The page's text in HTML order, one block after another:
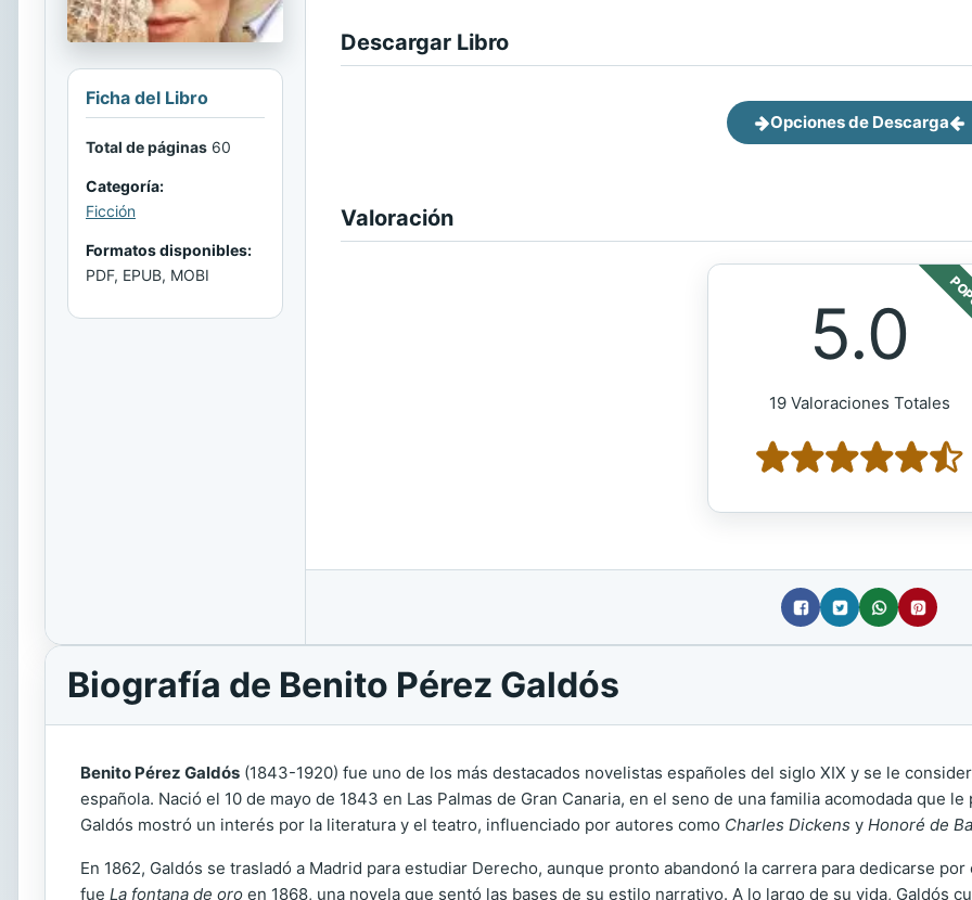
Ficha del Libro
Total de páginas 60
Categoría:
Ficción
Formatos disponibles:
PDF, EPUB, MOBI
Descargar Libro
Opciones de Descarga
Valoración
5.0
19 Valoraciones Totales
Biografía de Benito Pérez Galdós
Benito Pérez Galdós (1843-1920) fue uno de los más destacados novelistas españoles del siglo XIX y se le
española. Nació el 10 de mayo de 1843 en Las Palmas de Gran Canaria, en el seno de una familia acomodada que
Galdós mostró un interés por la literatura y el teatro, influenciado por autores como Charles Dickens y Honoré de
En 1862, Galdós se trasladó a Madrid para estudiar Derecho, aunque pronto abandonó la carrera para dedicarse
fue La fontana de oro en 1868, una novela que sentó las bases de su estilo narrativo. A lo largo de su vida, Galdós